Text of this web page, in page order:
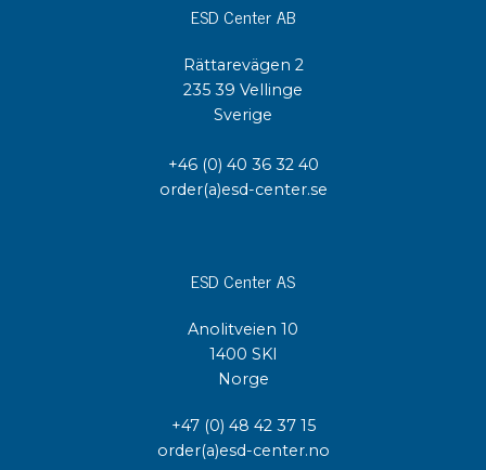
ESD Center AB
Rättarevägen 2
235 39 Vellinge
Sverige
+46 (0) 40 36 32 40
order(a)esd-center.se
ESD Center AS
Anolitveien 10
1400 SKI
Norge
+47 (0) 48 42 37 15
order(a)esd-center.no